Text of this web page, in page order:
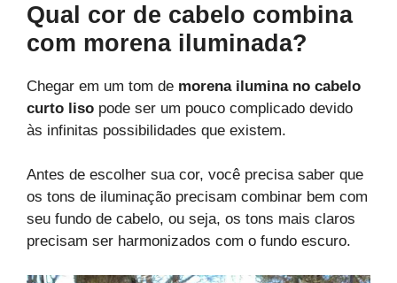
Qual cor de cabelo combina
com morena iluminada?
Chegar em um tom de morena ilumina no cabelo
curto liso pode ser um pouco complicado devido
às infinitas possibilidades que existem.
Antes de escolher sua cor, você precisa saber que
os tons de iluminação precisam combinar bem com
seu fundo de cabelo, ou seja, os tons mais claros
precisam ser harmonizados com o fundo escuro.